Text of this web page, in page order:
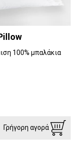
100% μπαλάκια
Γρήγορη αγορά